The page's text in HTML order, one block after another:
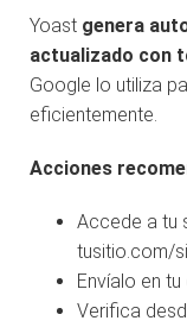
Yoast genera
actualizado con
Google lo utiliza
eficientemente.
Acciones
Accede a tu
tusitio.com/
Envíalo en
Verifica